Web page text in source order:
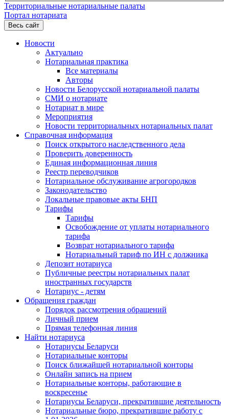
Территориальные нотариальные палаты
Портал нотариата
Весь сайт
Новости
Актуально
Нотариальная практика
Все материалы
Авторы
Новости Белорусской нотариальной палаты
СМИ о нотариате
Нотариат в мире
Мероприятия
Новости территориальных нотариальных палат
Справочная информация
Поиск открытого наследственного дела
Проверить доверенность
Единая информационная линия
Реестр переводчиков
Нотариальное обслуживание агрогородков
Законодательство
Локальные правовые акты БНП
Тарифы
Тарифы
Освобождение от уплаты нотариального
тарифа
Возврат нотариального тарифа
Нотариальный тариф по ИН с должника
Депозит нотариуса
Публичные реестры нотариальных палат
иностранных государств
Нотариус - детям
Обращения граждан
Порядок рассмотрения обращений
Личный прием
Прямая телефонная линия
Найти нотариуса
Нотариусы Беларуси
Нотариальные конторы
Поиск ближайшей нотариальной конторы
Онлайн запись на прием
Нотариальные конторы, работающие в
воскресенье
Нотариусы Беларуси, прекратившие деятельность
Нотариальные бюро, прекратившие работу с